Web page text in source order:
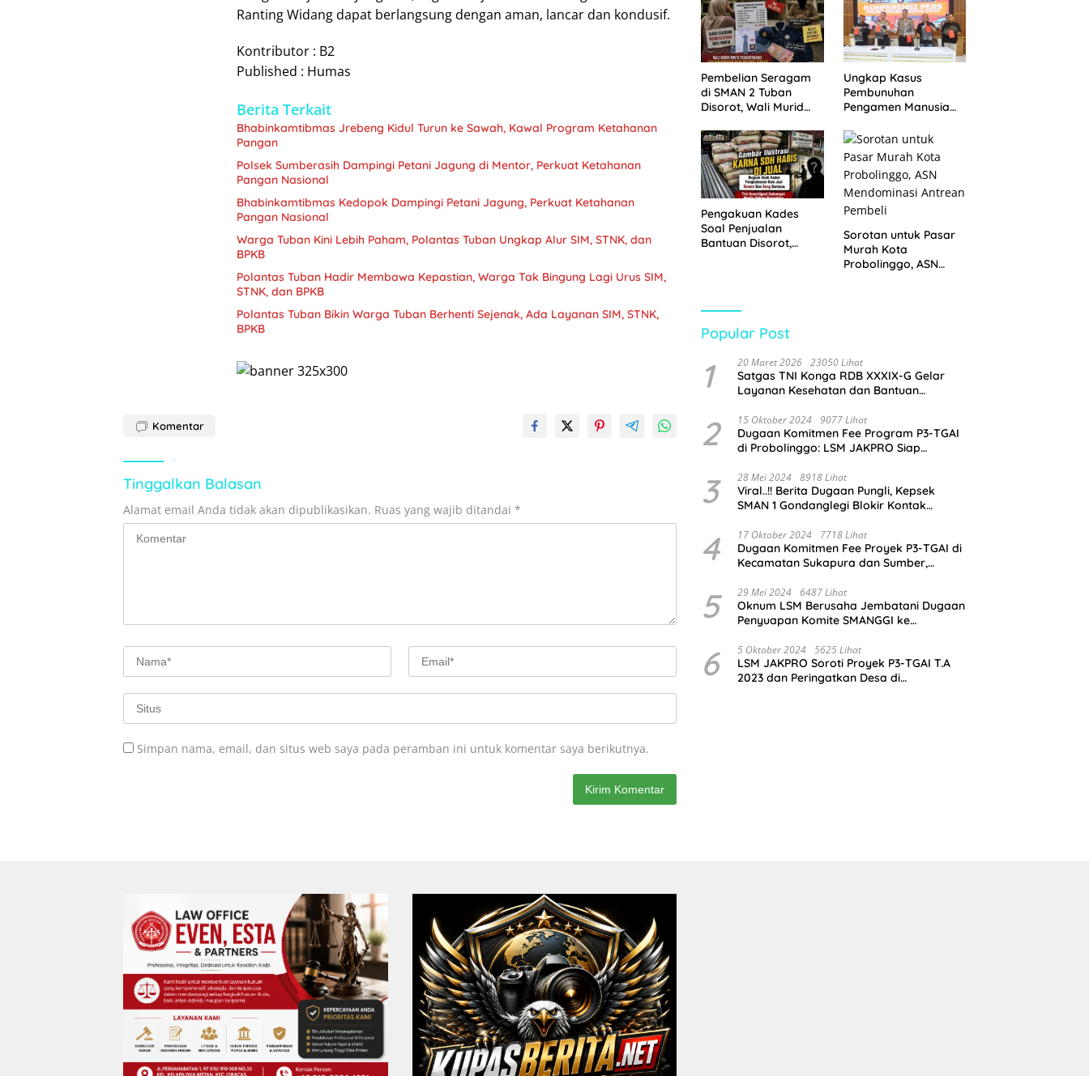
Ranting Widang dapat berlangsung dengan aman, lancar dan kondusif.
Kontributor : B2
Published : Humas
Berita Terkait
Bhabinkamtibmas Jrebeng Kidul Turun ke Sawah, Kawal Program Ketahanan
Pangan
Polsek Sumberasih Dampingi Petani Jagung di Mentor, Perkuat Ketahanan
Pangan Nasional
Bhabinkamtibmas Kedopok Dampingi Petani Jagung, Perkuat Ketahanan
Pangan Nasional
Warga Tuban Kini Lebih Paham, Polantas Tuban Ungkap Alur SIM, STNK, dan
BPKB
Polantas Tuban Hadir Membawa Kepastian, Warga Tak Bingung Lagi Urus SIM,
STNK, dan BPKB
Polantas Tuban Bikin Warga Tuban Berhenti Sejenak, Ada Layanan SIM, STNK,
BPKB
Komentar
Tinggalkan Balasan
Alamat email Anda tidak akan dipublikasikan. Ruas yang wajib ditandai *
Simpan nama, email, dan situs web saya pada peramban ini untuk komentar saya berikutnya.
dan Tempuh Jalur
Hukum
Pembelian Seragam
di SMAN 2 Tuban
Disorot, Wali Murid
Rp1,6 Juta
Ungkap Kasus
Pembunuhan
Pengamen Manusia
Probolinggo Kota
Tangkap Dua Pelaku
Pengakuan Kades
Soal Penjualan
Bantuan Disorot,
Sorotan untuk Pasar
Murah Kota
Probolinggo, ASN
Popular Post
1 20 Maret 2026 23050 Lihat
Satgas TNI Konga RDB XXXIX-G Gelar
Layanan Kesehatan dan Bantuan
2 15 Oktober 2024 9077 Lihat
Dugaan Komitmen Fee Program P3-TGAI
di Probolinggo: LSM JAKPRO Siap
3 28 Mei 2024 8918 Lihat
Viral..!! Berita Dugaan Pungli, Kepsek
SMAN 1 Gondanglegi Blokir Kontak
4 17 Oktober 2024 7718 Lihat
Dugaan Komitmen Fee Proyek P3-TGAI di
Kecamatan Sukapura dan Sumber,
Sikap
5 29 Mei 2024 6487 Lihat
Oknum LSM Berusaha Jembatani Dugaan
Penyuapan Komite SMANGGI ke
Juta
6 5 Oktober 2024 5625 Lihat
LSM JAKPRO Soroti Proyek P3-TGAI T.A
2023 dan Peringatkan Desa di